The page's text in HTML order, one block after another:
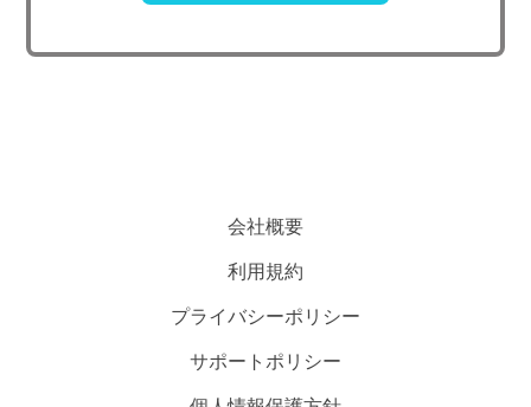
託先を選定し、個人 情報の適正管理・機密保持についての契約を交
わせ窓口に申し出ることができます。その際、当社はお客様ご本人を
TEL：050-5240-6730
E-mail：contact@researchr.work
会社概要
利用規約
プライバシーポリシー
サポートポリシー